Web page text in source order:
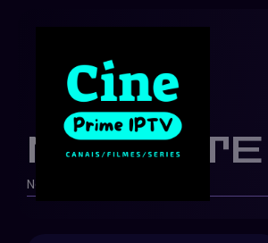
Netflix Brasil